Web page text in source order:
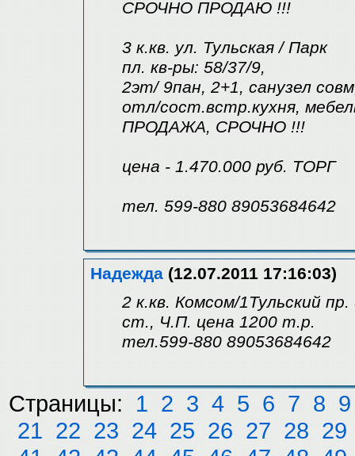
СРОЧНО ПРОДАЮ !!!
3 к.кв. ул. Тульская / Парк
пл. кв-ры: 58/37/9,
2эт/ 9пан, 2+1, санузел
отл/сост.встр.кухня,
ПРОДАЖА, СРОЧНО !!!
цена - 1.470.000 руб. ТОРГ
тел. 599-880 89053684642
Надежда (12.07.2011 17:16:03)
2 к.кв. Комсом/1Тульский
ст., Ч.П. цена 1200 т.р.
тел.599-880 89053684642
Страницы: 1 2 3 4 5 6 7 8 9
21 22 23 24 25 26 27 28 29